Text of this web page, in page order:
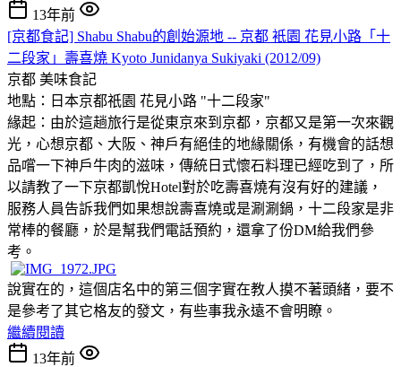
13年前
[京都食記] Shabu Shabu的創始源地 -- 京都 衹園 花見小路「十
二段家」壽喜燒 Kyoto Junidanya Sukiyaki (2012/09)
京都 美味食記
地點：日本京都祇園 花見小路 "十二段家"
緣起：由於這趟旅行是從東京來到京都，京都又是第一次來觀
光，心想京都、大阪、神戶有絕佳的地緣關係，有機會的話想
品嚐一下神戶牛肉的滋味，傳統日式懷石料理已經吃到了，所
以請教了一下京都凱悅Hotel對於吃壽喜燒有沒有好的建議，
服務人員告訴我們如果想說壽喜燒或是涮涮鍋，十二段家是非
常棒的餐廳，於是幫我們電話預約，還拿了份DM給我們參
考。
說實在的，這個店名中的第三個字實在教人摸不著頭緒 ，要不
是參考了其它格友的發文，有些事我永遠不會明瞭。
繼續閱讀
13年前